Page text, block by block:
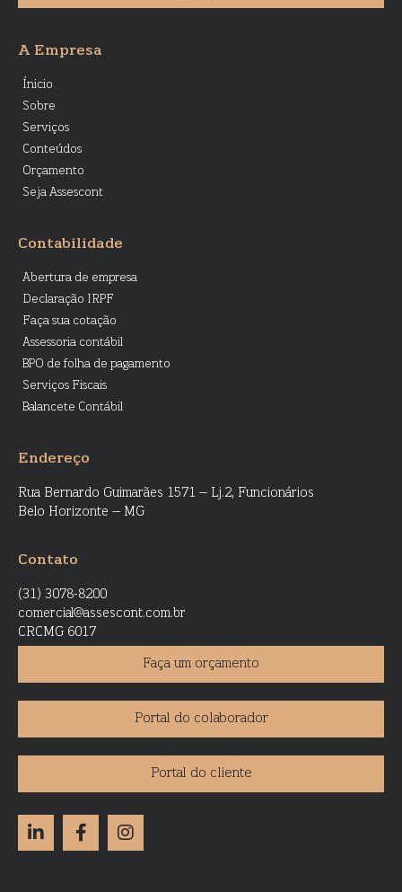
A Empresa
Ínicio
Sobre
Serviços
Conteúdos
Orçamento
Seja Assescont
Contabilidade
Abertura de empresa
Declaração IRPF
Faça sua cotação
Assessoria contábil
BPO de folha de pagamento
Serviços Fiscais
Balancete Contábil
Endereço
Rua Bernardo Guimarães 1571 – Lj.2, Funcionários
Belo Horizonte – MG
Contato
(31) 3078-8200
comercial@assescont.com.br
CRCMG 6017
Faça um orçamento
Portal do colaborador
Portal do cliente